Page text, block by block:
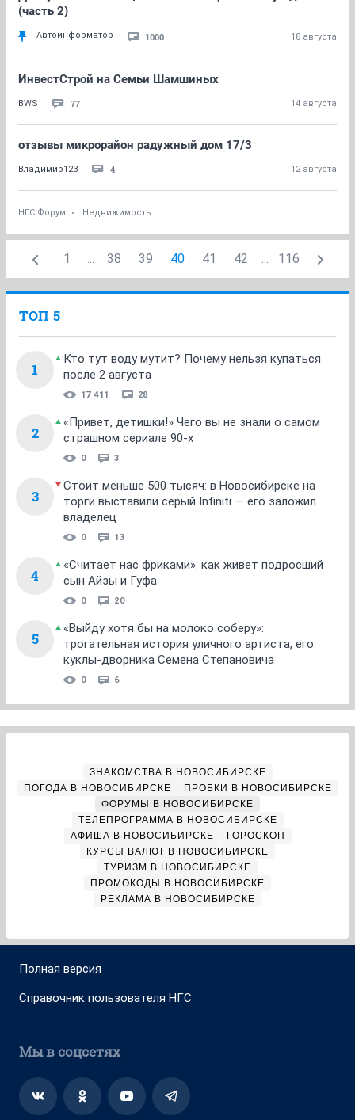
(часть 2)
Автоинформатор 1000 18 августа
ИнвестСтрой на Семьи Шамшиных
BWS 77 14 августа
отзывы микрорайон радужный дом 17/3
Владимир123 4 12 августа
НГС.Форум Недвижимость
1 ... 38 39 40 41 42 ... 116
ТОП 5
1
Кто тут воду мутит? Почему нельзя купаться
после 2 августа
17 411 28
2
«Привет, детишки!» Чего вы не знали о самом
страшном сериале 90-х
0 3
3
Стоит меньше 500 тысяч: в Новосибирске на
торги выставили серый Infiniti — его заложил
владелец
0 13
4
«Считает нас фриками»: как живет подросший
сын Айзы и Гуфа
0 20
5
«Выйду хотя бы на молоко соберу»:
трогательная история уличного артиста, его
куклы-дворника Семена Степановича
0 6
ЗНАКОМСТВА В НОВОСИБИРСКЕ
ПОГОДА В НОВОСИБИРСКЕ
ПРОБКИ В НОВОСИБИРСКЕ
ФОРУМЫ В НОВОСИБИРСКЕ
ТЕЛЕПРОГРАММА В НОВОСИБИРСКЕ
АФИША В НОВОСИБИРСКЕ
ГОРОСКОП
КУРСЫ ВАЛЮТ В НОВОСИБИРСКЕ
ТУРИЗМ В НОВОСИБИРСКЕ
ПРОМОКОДЫ В НОВОСИБИРСКЕ
РЕКЛАМА В НОВОСИБИРСКЕ
Полная версия
Справочник пользователя НГС
Мы в соцсетях